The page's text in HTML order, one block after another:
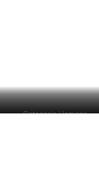
Categoria Homens